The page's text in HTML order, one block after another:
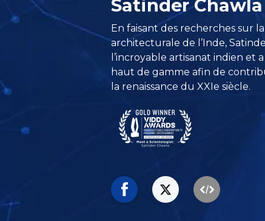
Satinder Chawla
En faisant des recherches sur
architecturale de l’Inde,
l’incroyable artisanat indien et
haut de gamme afin de
la renaissance du XXIe siècle.